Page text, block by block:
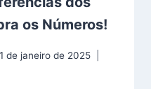
os Números!
de janeiro de 2025